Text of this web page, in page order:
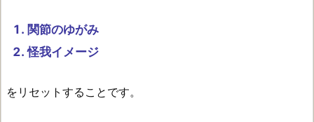
関節のゆがみ
怪我イメージ
をリセットすることです。